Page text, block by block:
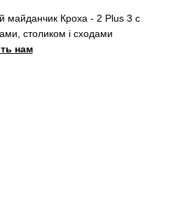
майданчик Кроха - 2 Plus 3 c
столиком і сходами
нам